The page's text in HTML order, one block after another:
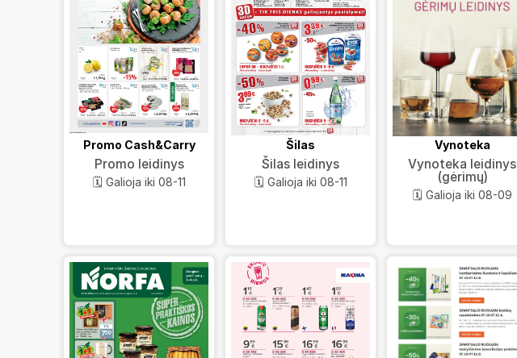
Promo Cash&Carry
Promo leidinys
🗓️ Galioja iki 08-11
Šilas
Šilas leidinys
🗓️ Galioja iki 08-11
Vynoteka
Vynoteka leidinys
(gėrimų)
🗓️ Galioja iki 08-09